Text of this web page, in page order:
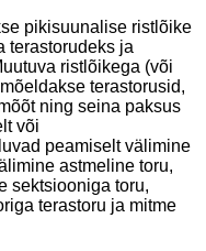
pikisuunalise ristlõike
terastorudeks ja
ristlõikega (või
terastorusid,
ning seina paksus
või
peamiselt välimine
astmeline toru,
sektsiooniga toru,
terastoru ja mitme